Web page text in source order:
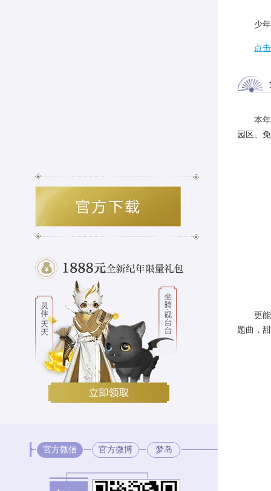
官方微信 官方微博 梦岛
少年
点
本年
园区、
更能
题曲，